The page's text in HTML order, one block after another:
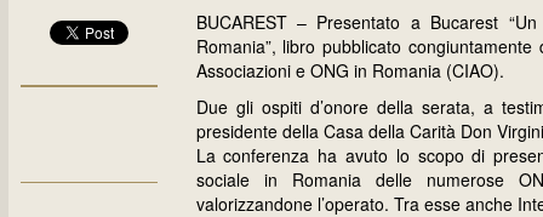
BUCAREST – Presentato a Bucarest
Romania”, libro pubblicato
Associazioni e ONG in Romania (CIAO).
Due gli ospiti d’onore della serata, a
presidente della Casa della Carità Don
La conferenza ha avuto lo scopo di
sociale in Romania delle numerose
valorizzandone l’operato. Tra esse anche